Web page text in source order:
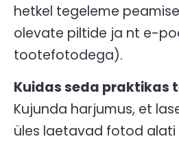
hetkel tegeleme
olevate piltide ja nt e-
tootefotodega).
Kuidas seda praktikas
Kujunda harjumus, et
üles laetavad fotod